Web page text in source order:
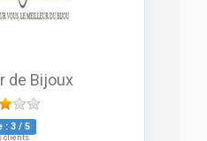
de Bijoux
: 3 / 5
clients